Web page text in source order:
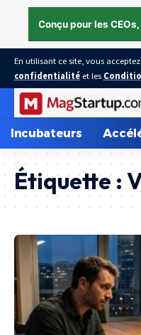
En utilisant ce site, vous
confidentialité et les
Incubateurs
Étiquette :